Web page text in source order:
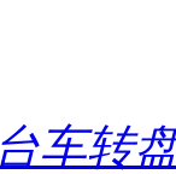
台车转